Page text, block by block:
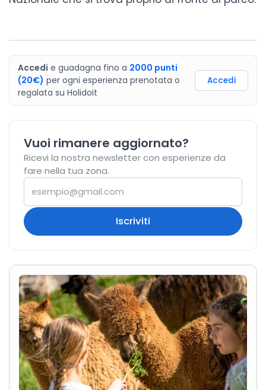
Accedi e guadagna fino a 2000 punti
(20€) per ogni esperienza prenotata o
regalata su Holidoit
Accedi
Vuoi rimanere aggiornato?
Ricevi la nostra newsletter con esperienze da
fare nella tua zona.
Iscriviti